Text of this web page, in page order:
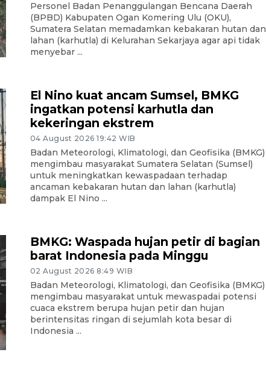
Personel Badan Penanggulangan Bencana Daerah
(BPBD) Kabupaten Ogan Komering Ulu (OKU),
Sumatera Selatan memadamkan kebakaran hutan dan
lahan (karhutla) di Kelurahan Sekarjaya agar api tidak
menyebar ...
El Nino kuat ancam Sumsel, BMKG
ingatkan potensi karhutla dan
kekeringan ekstrem
04 August 2026 19:42 WIB
Badan Meteorologi, Klimatologi, dan Geofisika (BMKG)
mengimbau masyarakat Sumatera Selatan (Sumsel)
untuk meningkatkan kewaspadaan terhadap
ancaman kebakaran hutan dan lahan (karhutla)
dampak El Nino ...
BMKG: Waspada hujan petir di bagian
barat Indonesia pada Minggu
02 August 2026 8:49 WIB
Badan Meteorologi, Klimatologi, dan Geofisika (BMKG)
mengimbau masyarakat untuk mewaspadai potensi
cuaca ekstrem berupa hujan petir dan hujan
berintensitas ringan di sejumlah kota besar di
Indonesia ...